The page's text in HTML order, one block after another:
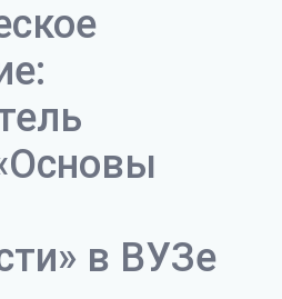
в ВУЗе